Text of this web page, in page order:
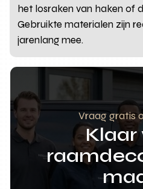
het losraken van haken of
Gebruikte materialen zijn
jarenlang mee.
Vraag gratis
Klaar